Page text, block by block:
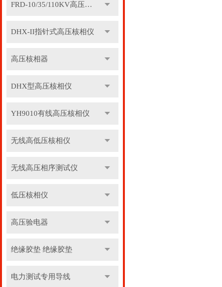
FRD-10/35/110KV高压语音核相器
DHX-II指针式高压核相仪
高压核相器
DHX型高压核相仪
YH9010有线高压核相仪
无线高低压核相仪
无线高压相序测试仪
低压核相仪
高压验电器
绝缘胶垫 绝缘胶垫
电力测试专用导线